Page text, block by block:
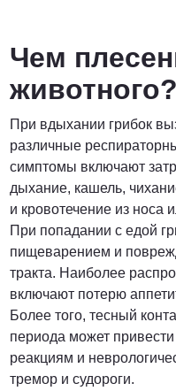
Чем
животного?
При вдыхании грибок
различные
симптомы включают
дыхание, кашель,
и кровотечение из носа
При попадании с едой
пищеварением и
тракта. Наиболее
включают потерю
Более того, тесный
периода может
реакциям и
тремор и судороги.